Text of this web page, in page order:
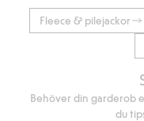
Fleece & pilejackor
Behöver din garderob
du